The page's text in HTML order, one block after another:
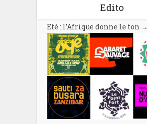
Edito
Eté : l’Afrique donne le ton →